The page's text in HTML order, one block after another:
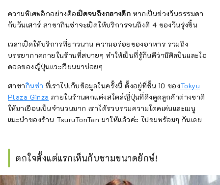
ความพิเศษอีกอย่างคือเปิดจนถึงกลางดึก หากเป็นช่วงวันธรรมดา
กับวันเสาร์ สาขากินซ่าจะเปิดให้บริการจนถึงตี 4 ของวันรุ่งขึ้น
เวลาเปิดให้บริการที่ยาวนาน ความอร่อยของอาหาร รวมถึง
บรรยากาศภายในร้านที่สบายๆ ทำให้เป็นที่รู้กันดีว่ามีศิลปินและไอ
ดอลของญี่ปุ่นแวะเวียนมาบ่อยๆ
สาขากินซ่า ที่เราไปเก็บข้อมูลในครั้งนี้ ตั้งอยู่ที่ชั้น 10 ของTokyu
Plaza Ginza ภายในร้านตกแต่งสไตล์ญี่ปุ่นที่ดึงดูดลูกค้าต่างชาติ
ให้มาเยือนเป็นจำนวนมาก เราได้รวบรวมความโดดเด่นและเมนู
แนะนำของร้าน TsuruTonTan มาให้แล้วค่ะ ไปชมพร้อมๆ กันเลย
ตกใจตั้งแต่แรกเห็นกับชามขนาดยักษ์!